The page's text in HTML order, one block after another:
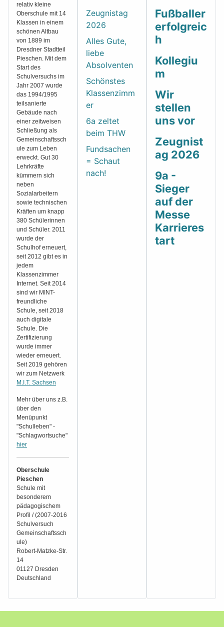
relativ kleine
Oberschule mit 14
Klassen in einem
schönen Altbau
von 1889 im
Dresdner Stadtteil
Pieschen. Mit dem
Start des
Schulversuchs im
Jahr 2007 wurde
das 1994/1995
teilsanierte
Gebäude nach
einer zeitweisen
Schließung als
Gemeinschaftssch
ule zum Leben
erweckt. Gut 30
Lehrkräfte
kümmern sich
neben
Sozialarbeitern
sowie technischen
Kräften um knapp
380 Schülerinnen
und Schüler. 2011
wurde der
Schulhof erneuert,
seit 2012 gibt es in
jedem
Klassenzimmer
Internet. Seit 2014
sind wir MINT-
freundliche
Schule, seit 2018
auch digitale
Schule. Die
Zertifizierung
wurde immer
wieder erneuert.
Seit 2019 gehören
wir zum Netzwerk
M.I.T. Sachsen
Mehr über uns z.B.
über den
Menüpunkt
"Schulleben" -
"Schlagwortsuche"
hier
Oberschule
Pieschen
Schule mit
besonderem
pädagogischem
Profil / (2007-2016
Schulversuch
Gemeinschaftssch
ule)
Robert-Matzke-Str.
14
01127 Dresden
Deutschland
Zeugnistag
2026
Alles Gute,
liebe
Absolventen
Schönstes
Klassenzimm
er
6a zeltet
beim THW
Fundsachen
= Schaut
nach!
Fußballer
erfolgreic
h
Kollegiu
m
Wir
stellen
uns vor
Zeugnist
ag 2026
9a -
Sieger
auf der
Messe
Karrieres
tart